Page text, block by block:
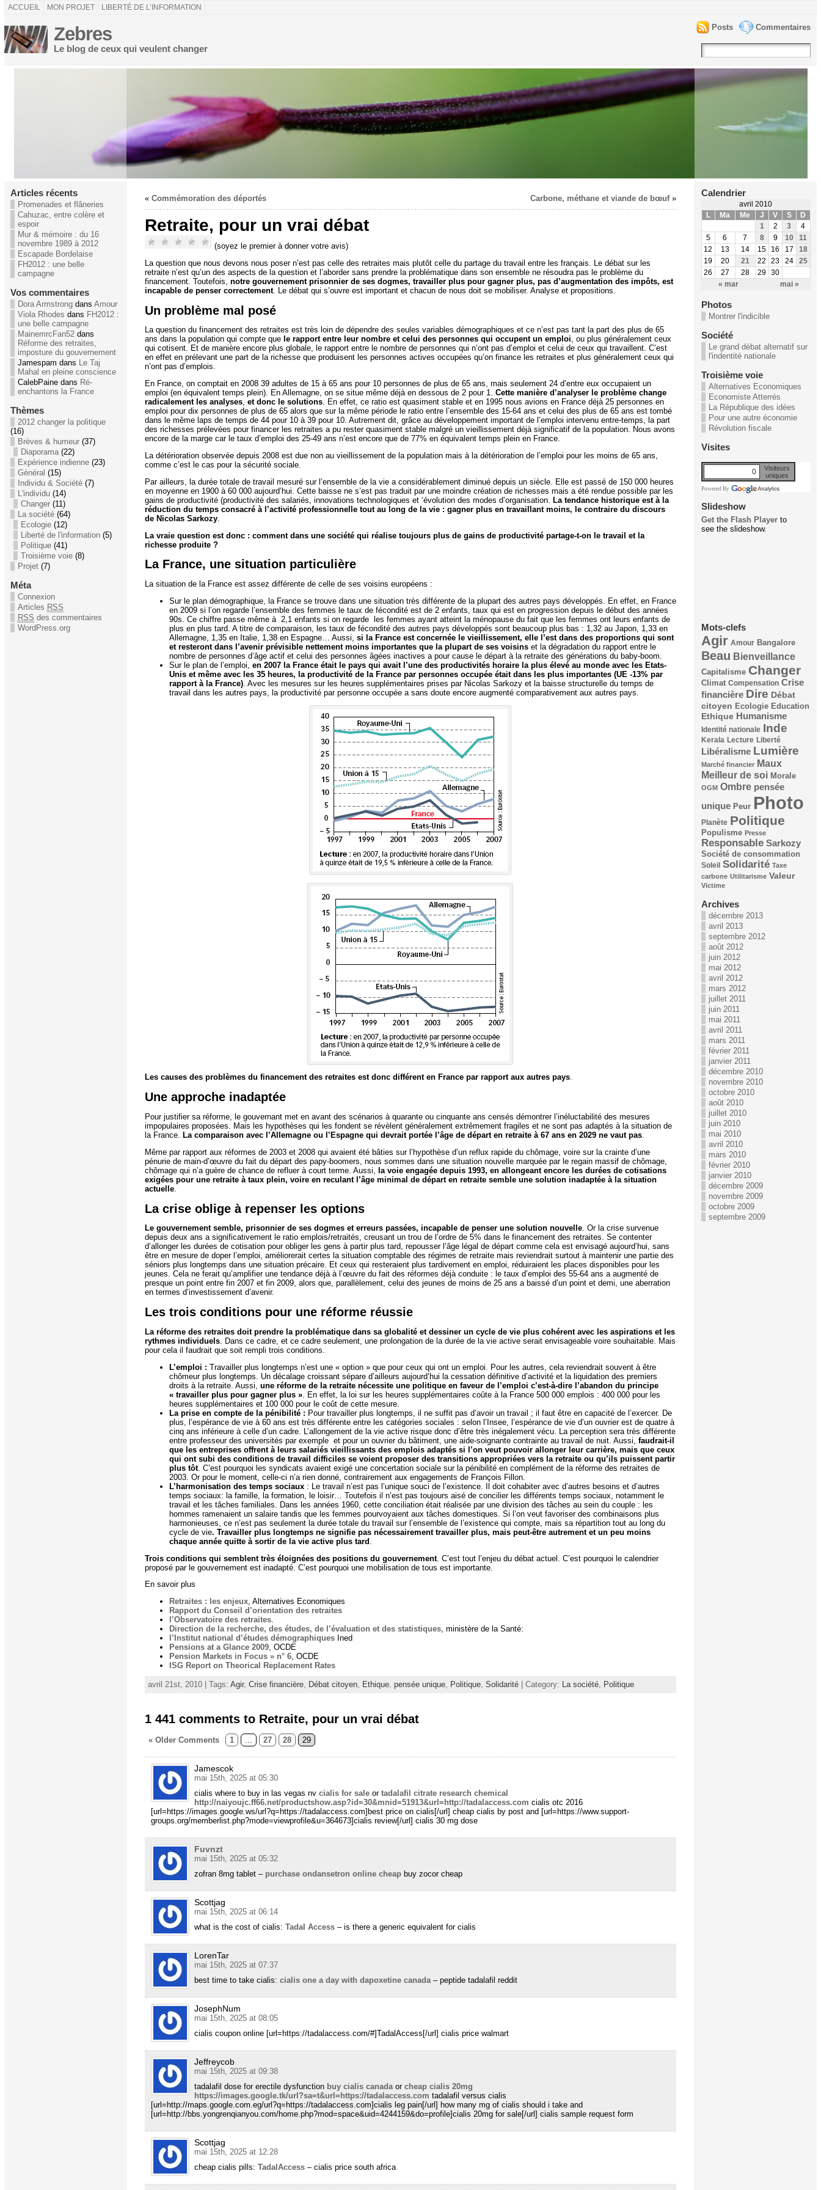
ACCUEIL MON PROJET LIBERTÉ DE L’INFORMATION
Zebres
Le blog de ceux qui veulent changer
Commentaires
Posts
Articles récents
Promenades et flâneries
Cahuzac, entre colère et
espoir
Mur & mémoire : du 16
novembre 1989 à 2012
Escapade Bordelaise
FH2012 : une belle
campagne
Vos commentaires
Dora Armstrongdans Amour
Viola Rhodes dans FH2012 :
une belle campagne
MainemrcFan52dans
Réforme des retraites,
imposture du gouvernement
Jamespam dans Le Taj
Mahal en pleine conscience
CalebPaine dans Ré-
enchantons la France
Thèmes
2012 changer la politique
(16)
Brèves & humeur(37)
Diaporama(22)
Expérience indienne(23)
Général (15)
Individu & Société(7)
L'individu(14)
Changer(11)
La société(64)
Ecologie(12)
Liberté de l'information(5)
Politique(41)
Troisième voie(8)
Projet(7)
Méta
Connexion
Articles RSS
RSS des commentaires
WordPress.org
« Commémoration des déportés Carbone, méthane et viande de bœuf»
Retraite, pour un vrai débat
(soyez le premier à donner votre avis)
La question que nous devons nous poser n’est pas celle des retraites mais plutôt celle du partage du travail entre les français. Le débat sur les
retraite n’est qu’un des aspects de la question et l’aborder sans prendre la problématique dans son ensemble ne résoudra pas le problème du
financement. Toutefois, notre gouvernement prisonnier de ses dogmes, travailler plus pour gagner plus, pas d’augmentation des impôts, est
incapable de penser correctement. Le débat qui s’ouvre est important et chacun de nous doit se mobiliser. Analyse et propositions.
Un problème mal posé
La question du financement des retraites est très loin de dépendre des seules variables démographiques et ce n’est pas tant la part des plus de 65
ans dans la population qui compte que le rapport entre leur nombre et celui des personnes qui occupent un emploi, ou plus généralement ceux
qui cotisent. Et de manière encore plus globale, le rapport entre le nombre de personnes qui n’ont pas d’emploi et celui de ceux qui travaillent. C’est
en effet en prélevant une part de la richesse que produisent les personnes actives occupées qu’on finance les retraites et plus généralement ceux qui
n’ont pas d’emplois.
En France, on comptait en 2008 39 adultes de 15 à 65 ans pour 10 personnes de plus de 65 ans, mais seulement 24 d’entre eux occupaient un
emploi (en équivalent temps plein). En Allemagne, on se situe même déjà en dessous de 2 pour 1. Cette manière d’analyser le problème change
radicalement les analyses, et donc le solutions. En effet, ce ratio est quasiment stable et en 1995 nous avions en France déjà 25 personnes en
emploi pour dix personnes de plus de 65 alors que sur la même période le ratio entre l’ensemble des 15-64 ans et celui des plus de 65 ans est tombé
dans le même laps de temps de 44 pour 10 à 39 pour 10. Autrement dit, grâce au développement important de l’emploi intervenu entre-temps, la part
des richesses prélevées pour financer les retraites a pu rester quasiment stable malgré un vieillissement déjà significatif de la population. Nous avons
encore de la marge car le taux d’emploi des 25-49 ans n’est encore que de 77% en équivalent temps plein en France.
La détérioration observée depuis 2008 est due non au vieillissement de la population mais à la détérioration de l’emploi pour les moins de 65 ans,
comme c’est le cas pour la sécurité sociale.
Par ailleurs, la durée totale de travail mesuré sur l’ensemble de la vie a considérablement diminué depuis un siècle. Elle est passé de 150 000 heures
en moyenne en 1900 à 60 000 aujourd’hui. Cette baisse ne s’est pas traduit par une moindre création de richesses mais a été rendue possible par les
gains de productivité (productivité des salariés, innovations technologiques et ‘évolution des modes d’organisation.
La tendance historique est à la
réduction du temps consacré à l’activité professionnelle tout au long de la vie : gagner plus en travaillant moins, le contraire du discours
de Nicolas Sarkozy.
La vraie question est donc : comment dans une société qui réalise toujours plus de gains de productivité partage-t-on le travail et la
richesse produite ?
La France, une situation particulière
La situation de la France est assez différente de celle de ses voisins européens :
Sur le plan démographique, la France se trouve dans une situation très différente de la plupart des autres pays développés. En effet, en France
en 2009 si l’on regarde l’ensemble des femmes le taux de fécondité est de 2 enfants, taux qui est en progression depuis le début des années
90s. Ce chiffre passe même à 2,1 enfants si on regarde les femmes ayant atteint la ménopause du fait que les femmes ont leurs enfants de
plus en plus tard. A titre de comparaison, les taux de fécondité des autres pays développés sont beaucoup plus bas : 1,32 au Japon, 1,33 en
Allemagne, 1,35 en Italie, 1,38 en Espagne… Aussi, si la France est concernée le vieillissement, elle l’est dans des proportions qui sont
et resteront dans l’avenir prévisible nettement moins importantes que la plupart de ses voisinset la dégradation du rapport entre le
nombre de personnes d’âge actif et celui des personnes âgées inactives a pour cause le départ à la retraite des générations du baby-boom.
Sur le plan de l’emploi, en 2007 la France était le pays qui avait l’une des productivités horaire la plus élevé au monde avec les Etats-
Unis et même avec les 35 heures, la productivité de la France par personnes occupée était dans les plus importantes (UE -13% par
rapport à la France). Avec les mesures sur les heures supplémentaires prises par Nicolas Sarkozy et la baisse structurelle du temps de
travail dans les autres pays, la productivité par personne occupée a sans doute encore augmenté comparativement aux autres pays.
Les causes des problèmes du financement des retraites est donc différent en France par rapport aux autres pays.
Une approche inadaptée
Pour justifier sa réforme, le gouvernant met en avant des scénarios à quarante ou cinquante ans censés démontrer l’inéluctabilité des mesures
impopulaires proposées. Mais les hypothèses qui les fondent se révèlent généralement extrêmement fragiles et ne sont pas adaptés à la situation de
la France.
La comparaison avec l’Allemagne ou l’Espagne qui devrait portée l’âge de départ en retraite à 67 ans en 2029 ne vaut pas.
Même par rapport aux réformes de 2003 et 2008 qui avaient été bâties sur l’hypothèse d’un reflux rapide du chômage, voire sur la crainte d’une
pénurie de main-d’œuvre du fait du départ des papy-boomers, nous sommes dans une situation nouvelle marquée par le regain massif de chômage,
chômage qui n’a guère de chance de refluer à court terme. Aussi,
la voie engagée depuis 1993, en allongeant encore les durées de cotisations
exigées pour une retraite à taux plein, voire en reculant l’âge minimal de départ en retraite semble une solution inadaptée à la situation
actuelle.
La crise oblige à repenser les options
Le gouvernement semble, prisonnier de ses dogmes et erreurs passées, incapable de penser une solution nouvelle. Or la crise survenue
depuis deux ans a significativement le ratio emplois/retraités, creusant un trou de l’ordre de 5% dans le financement des retraites. Se contenter
d’allonger les durées de cotisation pour obliger les gens à partir plus tard, repousser l’âge légal de départ comme cela est envisagé aujourd’hui, sans
être en mesure de doper l’emploi, améliorerait certes la situation comptable des régimes de retraite mais reviendrait surtout à maintenir une partie des
séniors plus longtemps dans une situation précaire. Et ceux qui resteraient plus tardivement en emploi, réduiraient les places disponibles pour les
jeunes. Cela ne ferait qu’amplifier une tendance déjà à l’œuvre du fait des réformes déjà conduite : le taux d’emploi des 55-64 ans a augmenté de
presque un point entre fin 2007 et fin 2009, alors que, parallèlement, celui des jeunes de moins de 25 ans a baissé d’un point et demi, une aberration
en termes d’investissement d’avenir.
Les trois conditions pour une réforme réussie
La réforme des retraites doit prendre la problématique dans sa globalité et dessiner un cycle de vie plus cohérent avec les aspirations et les
rythmes individuels. Dans ce cadre, et ce cadre seulement, une prolongation de la durée de la vie active serait envisageable voire souhaitable. Mais
pour cela il faudrait que soit rempli trois conditions.
L’emploi : Travailler plus longtemps n’est une « option » que pour ceux qui ont un emploi. Pour les autres, cela reviendrait souvent à être
chômeur plus longtemps. Un décalage croissant sépare d’ailleurs aujourd’hui la cessation définitive d’activité et la liquidation des premiers
droits à la retraite. Aussi, une réforme de la retraite nécessite une politique en faveur de l’emploi c’est-à-dire l’abandon du principe
« travailler plus pour gagner plus ». En effet, la loi sur les heures supplémentaires coûte à la France 500 000 emplois : 400 000 pour les
heures supplémentaires et 100 000 pour le coût de cette mesure.
La prise en compte de la pénibilité : Pour travailler plus longtemps, il ne suffit pas d’avoir un travail ; il faut être en capacité de l’exercer. De
plus, l’espérance de vie à 60 ans est très différente entre les catégories sociales : selon l’Insee, l’espérance de vie d’un ouvrier est de quatre à
cinq ans inférieure à celle d’un cadre. L’allongement de la vie active risque donc d’être très inégalement vécu. La perception sera très différente
entre professeur des universités par exemple et pour un ouvrier du bâtiment, une aide-soignante contrainte au travail de nuit. Aussi, faudrait-il
que les entreprises offrent à leurs salariés vieillissants des emplois adaptés si l’on veut pouvoir allonger leur carrière, mais que ceux
qui ont subi des conditions de travail difficiles se voient proposer des transitions appropriées vers la retraite ou qu’ils puissent partir
plus tôt. C’est pourquoi les syndicats avaient exigé une concertation sociale sur la pénibilité en complément de la réforme des retraites de
2003. Or pour le moment, celle-ci n’a rien donné, contrairement aux engagements de François Fillon.
L’harmonisation des temps sociaux: Le travail n’est pas l’unique souci de l’existence. Il doit cohabiter avec d’autres besoins et d’autres
temps sociaux: la famille, la formation, le loisir… Toutefois il n’est pas toujours aisé de concilier les différents temps sociaux, notamment le
travail et les tâches familiales. Dans les années 1960, cette conciliation était réalisée par une division des tâches au sein du couple : les
hommes ramenaient un salaire tandis que les femmes pourvoyaient aux tâches domestiques. Si l’on veut favoriser des combinaisons plus
harmonieuses, ce n’est pas seulement la durée totale du travail sur l’ensemble de l’existence qui compte, mais sa répartition tout au long du
cycle de vie. Travailler plus longtemps ne signifie pas nécessairement travailler plus, mais peut-être autrement et un peu moins
chaque année quitte à sortir de la vie active plus tard
Trois conditions qui semblent très éloignées des positions du gouvernement. C’est tout l’enjeu du débat actuel. C’est pourquoi le calendrier
proposé par le gouvernement est inadapté. C’est pourquoi une mobilisation de tous est importante.
En savoir plus
Retraites : les enjeux, Alternatives Economiques
Rapport du Conseil d’orientation des retraites
l’Observatoire des retraites.
Direction de la recherche, des études, de l’évaluation et des statistiques, ministère de la Santé:
l’Institut national d’études démographiquesIned
Pensions at a Glance 2009, OCDE
Pension Markets in Focus » n° 6, OCDE
ISG Report on Theorical Replacement Rates
avril 21st, 2010 | Tags: Agir, Crise financière, Débat citoyen, Ethique, pensée unique, Politique, Solidarité| Category: La société, Politique
1 441 comments to Retraite, pour un vrai débat
« Older Comments 1 ... 27 28 29
Jamescok
mai 15th, 2025 at 05:30
cialis where to buy in las vegas nv cialis for saleor tadalafil citrate research chemical
http://naiyoujc.ff66.net/productshow.asp?id=30&mnid=51913&url=http://tadalaccess.com cialis otc 2016
[url=https://images.google.ws/url?q=https://tadalaccess.com]best price on cialis[/url] cheap cialis by post and [url=https://www.support-
groups.org/memberlist.php?mode=viewprofile&u=364673]cialis review[/url] cialis 30 mg dose
Fuvnzt
mai 15th, 2025 at 05:32
zofran 8mg tablet – purchase ondansetron online cheapbuy zocor cheap
Scottjag
mai 15th, 2025 at 06:14
what is the cost of cialis: Tadal Access– is there a generic equivalent for cialis
LorenTar
mai 15th, 2025 at 07:37
best time to take cialis: cialis one a day with dapoxetine canada– peptide tadalafil reddit
JosephNum
mai 15th, 2025 at 08:05
cialis coupon online [url=https://tadalaccess.com/#]TadalAccess[/url] cialis price walmart
Jeffreycob
mai 15th, 2025 at 09:38
tadalafil dose for erectile dysfunction buy cialis canadaor cheap cialis 20mg
https://images.google.tk/url?sa=t&url=https://tadalaccess.com tadalafil versus cialis
[url=http://maps.google.com.eg/url?q=https://tadalaccess.com]cialis leg pain[/url] how many mg of cialis should i take and
[url=http://bbs.yongrenqianyou.com/home.php?mod=space&uid=4244159&do=profile]cialis 20mg for sale[/url] cialis sample request form
Scottjag
mai 15th, 2025 at 12:28
cheap cialis pills: TadalAccess– cialis price south africa
Calendrier
avril 2010
L
Ma Me J V S D
« mar mai »
1 2 3
4
5
6 7 8 9 10
11
12
13 14 15 16 17
18
19
20 21 22 23 24
25
26
27 28 29 30
Photos
Montrer l'indicible
Société
Le grand débat alternatif sur
l'indentité nationale
Troisième voie
Alternatives Economiques
Economiste Atterrés
La République des idées
Pour une autre économie
Révolution fiscale
Visites
0
Visiteurs
uniques
Powered By
Slideshow
Get the Flash Playerto
see the slideshow.
Mots-clefs
Agir Amour Bangalore
Beau Bienveillance
Capitalisme Changer
Climat Compensation Crise
financière Dire Débat
citoyen Ecologie Education
Ethique Humanisme
Identité nationale Inde
Kerala Lecture Liberté
Libéralisme Lumière
Marché financier Maux
Meilleur de soi Morale
OGM Ombre pensée
unique Peur Photo
Planète Politique
Populisme Presse
Responsable Sarkozy
Société de consommation
Soleil Solidarité Taxe
carbone Utilitarisme Valeur
Victime
Archives
décembre 2013
avril 2013
septembre 2012
août 2012
juin 2012
mai 2012
avril 2012
mars 2012
juillet 2011
juin 2011
mai 2011
avril 2011
mars 2011
février 2011
janvier 2011
décembre 2010
novembre 2010
octobre 2010
août 2010
juillet 2010
juin 2010
mai 2010
avril 2010
mars 2010
février 2010
janvier 2010
décembre 2009
novembre 2009
octobre 2009
septembre 2009